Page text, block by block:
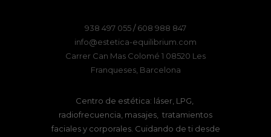
938 497 055/608 988 847
info@estetica-equilibrium.com
Carrer Can Mas Colomé 1 08520 Les
Franqueses, Barcelona
Centro de estética: láser, LPG,
radiofrecuencia, masajes, tratamientos
faciales y corporales. Cuidando de ti desde